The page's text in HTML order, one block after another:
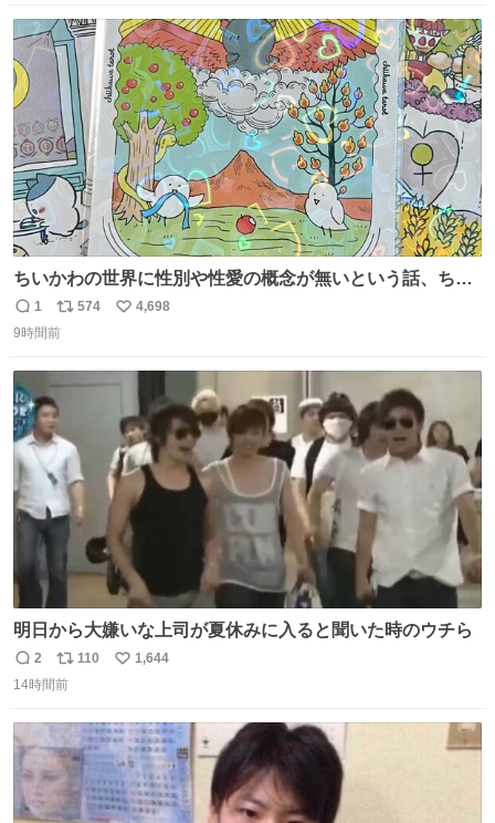
ト
数
数
ちいかわの世界に性別や性愛の概念が無いという話、ちい
かわタロットでも恋人・女帝・女教皇あたりは性別を意識
させないように描かれてるんだよね。かなり徹底している
返
信
1
リ
ポ
ト
数
574
い
4,698
9時間前
明日から大嫌いな上司が夏休みに入ると聞いた時のウチら
返
信
2
リ
ポ
数
110
い
数
1,644
14時間前